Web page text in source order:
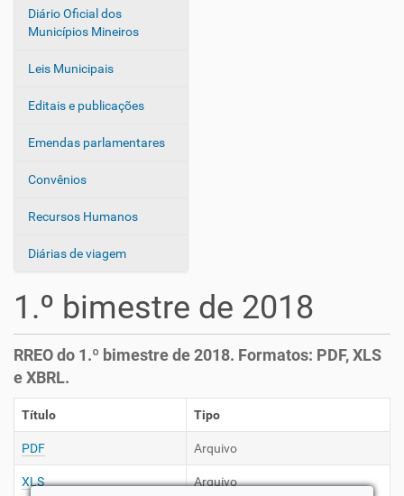
Diário Oficial dos
Municípios Mineiros
Leis Municipais
Editais e publicações
Emendas parlamentares
Convênios
Recursos Humanos
Diárias de viagem
1.º bimestre de 2018
RREO do 1.º bimestre de 2018. Formatos: PDF, XLS
e XBRL.
Título Tipo
PDF Arquivo
XLS Arquivo